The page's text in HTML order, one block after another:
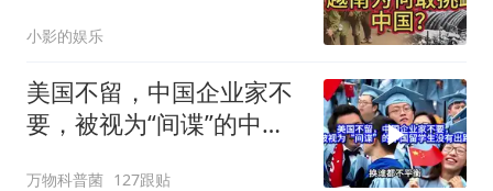
小影的娱乐
美国不留，中国企业家不
要，被视为“间谍”的中国
万物科普菌 127跟贴